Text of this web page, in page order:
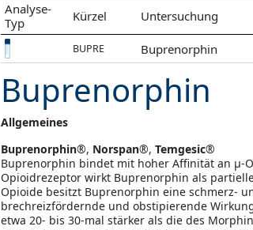
Analyse-
Typ
Kürzel Untersuchung
BUPRE Buprenorphin
Buprenorphin
Allgemeines
Buprenorphin®, Norspan®, Temgesic®
Buprenorphin bindet mit hoher Affinität an µ-
Opioidrezeptor wirkt Buprenorphin als
Opioide besitzt Buprenorphin eine schmerz-
brechreizfördernde und obstipierende
etwa 20- bis 30-mal stärker als die des